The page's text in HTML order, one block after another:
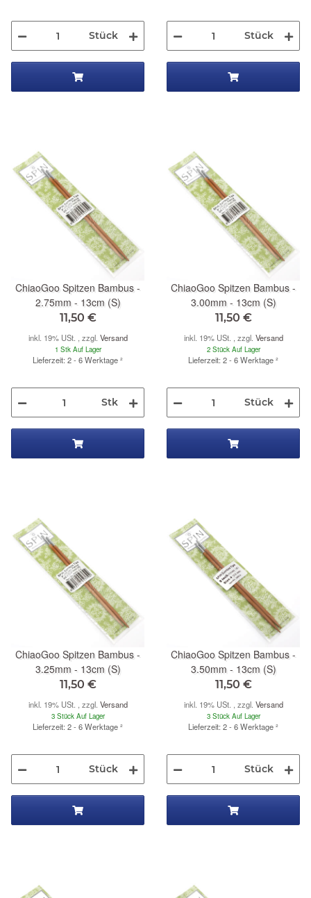
Stück Stück
ChiaoGoo Spitzen Bambus -
2.75mm - 13cm (S)
11,50 €
inkl. 19% USt. , zzgl. Versand
1 Stk Auf Lager
Lieferzeit: 2 - 6 Werktage²
Stk
ChiaoGoo Spitzen Bambus -
3.00mm - 13cm (S)
11,50 €
inkl. 19% USt. , zzgl. Versand
2 Stück Auf Lager
Lieferzeit: 2 - 6 Werktage²
Stück
ChiaoGoo Spitzen Bambus -
3.25mm - 13cm (S)
11,50 €
inkl. 19% USt. , zzgl. Versand
3 Stück Auf Lager
Lieferzeit: 2 - 6 Werktage²
Stück
ChiaoGoo Spitzen Bambus -
3.50mm - 13cm (S)
11,50 €
inkl. 19% USt. , zzgl. Versand
3 Stück Auf Lager
Lieferzeit: 2 - 6 Werktage²
Stück